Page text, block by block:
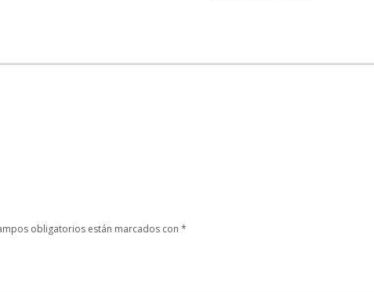
obligatorios están marcados con *